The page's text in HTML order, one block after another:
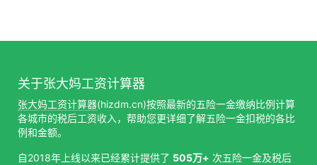
关于张大妈工资计算器
张大妈工资计算器(hizdm.cn)按照最新的五险一金缴纳比例计算
各城市的税后工资收入，帮助您更详细了解五险一金扣税的各比
例和金额。
自2018年上线以来已经累计提供了 505万+ 次五险一金及税后